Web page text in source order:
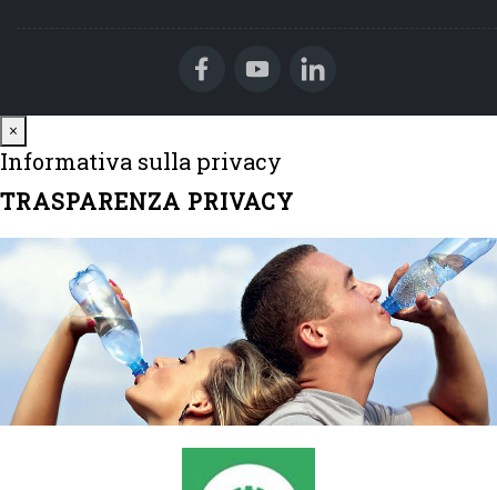
×
Informativa sulla privacy
TRASPARENZA PRIVACY